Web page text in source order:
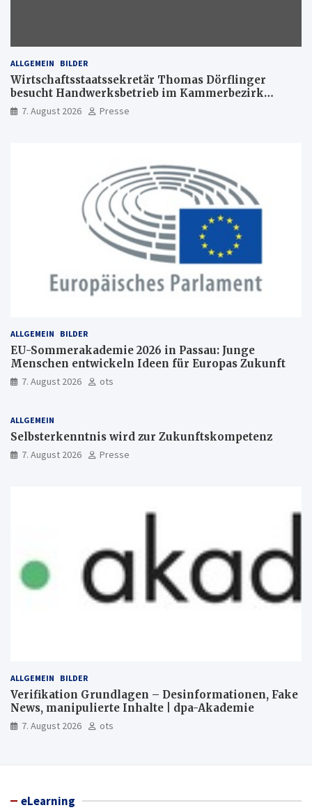
ALLGEMEIN BILDER
Wirtschaftsstaatssekretär Thomas Dörflinger
besucht Handwerksbetrieb im Kammerbezirk
Freiburg
7. August 2026 Presse
ALLGEMEIN BILDER
EU-Sommerakademie 2026 in Passau: Junge
Menschen entwickeln Ideen für Europas Zukunft
7. August 2026 ots
ALLGEMEIN
Selbsterkenntnis wird zur Zukunftskompetenz
7. August 2026 Presse
ALLGEMEIN BILDER
Verifikation Grundlagen – Desinformationen, Fake
News, manipulierte Inhalte | dpa-Akademie
7. August 2026 ots
eLearning